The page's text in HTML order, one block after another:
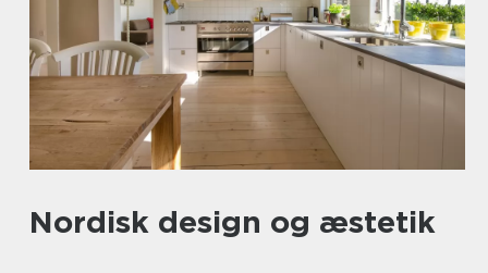
Nordisk design og æstetik